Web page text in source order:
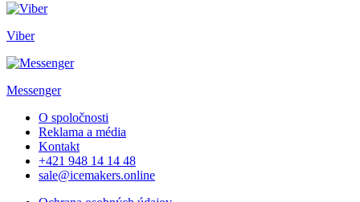
Viber
Messenger
O spoločnosti
Reklama a média
Kontakt
+421 948 14 14 48
sale@icemakers.online